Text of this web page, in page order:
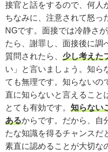
接官と話をするので、何人
ちなみに、注意されて怒っ
NGです。面接では冷静さ
たら、謝罪し、面接後に調
質問されたら、 少し考えた
い」と言いましょう。知ら
ても無理です。知らないの
直に知らないと言えること
とても有効です。 知らない
あるからです。だから、自
たな知識を得るチャンスだ
素直に認めることが大切な